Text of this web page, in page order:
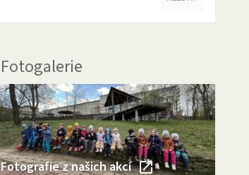
Fotogalerie
Fotografie z našich akcí